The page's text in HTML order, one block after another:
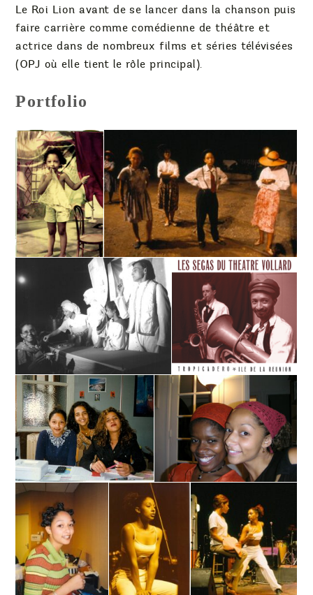
Le Roi Lion avant de se lancer dans la chanson puis
faire carrière comme comédienne de théâtre et
actrice dans de nombreux films et séries télévisées
(OPJ où elle tient le rôle principal).
Portfolio